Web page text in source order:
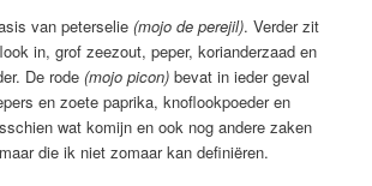
van peterselie(mojo de perejil). Verder zit
in, grof zeezout, peper, korianderzaad en
De rode(mojo picon) bevat in ieder geval
en zoete paprika, knoflookpoeder en
wat komijn en ook nog andere zaken
die ik niet zomaar kan definiëren.